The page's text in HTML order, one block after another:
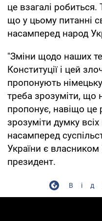
це взагалі
що у цьому питанні
насамперед народ
"Зміни щодо наших
Конституції і цей
пропонують
треба зрозуміти,
пропонує, навіщо це
зрозуміти думку
насамперед
України є власником
президент.